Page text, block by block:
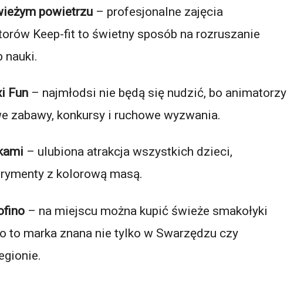
powietrzu – profesjonalne zajęcia
Keep-fit to świetny sposób na rozruszanie
nauki.
Fun – najmłodsi nie będą się nudzić, bo animatorzy
zabawy, konkursy i ruchowe wyzwania.
– ulubiona atrakcja wszystkich dzieci,
z kolorową masą.
– na miejscu można kupić świeże smakołyki
to marka znana nie tylko w Swarzędzu czy